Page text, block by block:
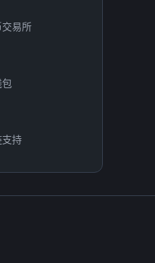
易所
持